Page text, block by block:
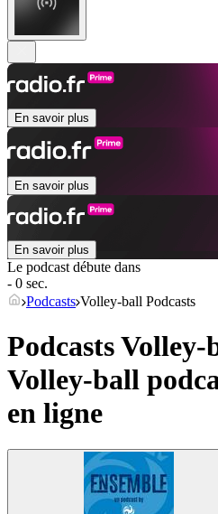
En savoir plus
En savoir plus
En savoir plus
Le podcast débute dans
- 0 sec.
Podcasts Volley-ball Podcasts
Podcasts Volley-
Volley-ball
en ligne